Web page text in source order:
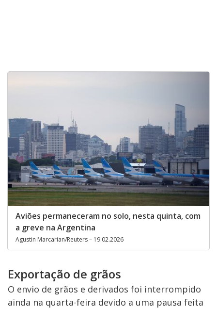
Aviões permaneceram no solo, nesta quinta, com
a greve na Argentina
Agustin Marcarian/Reuters – 19.02.2026
Exportação de grãos
O envio de grãos e derivados foi interrompido
ainda na quarta-feira devido a uma pausa feita